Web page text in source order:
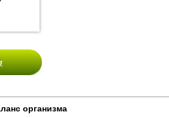
организма